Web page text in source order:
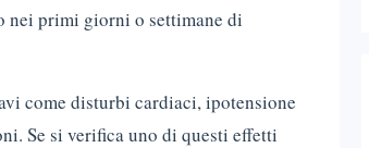
nei primi giorni o settimane di
come disturbi cardiaci, ipotensione
Se si verifica uno di questi effetti